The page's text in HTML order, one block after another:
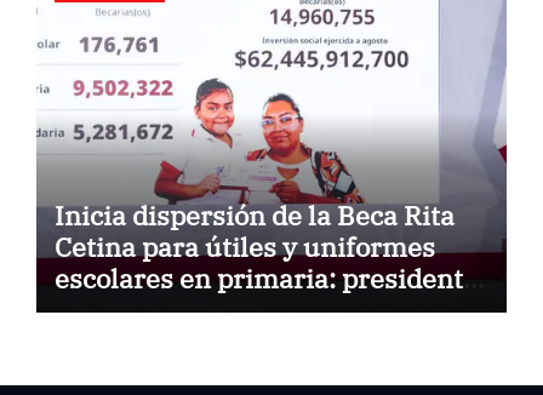
Inicia dispersión de la Beca Rita
Cetina para útiles y uniformes
escolares en primaria: presidenta
Claudia Sheinbaum